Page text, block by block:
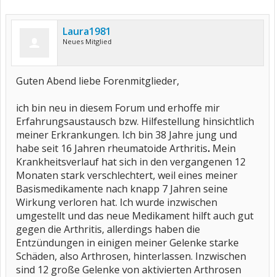
Laura1981
Neues Mitglied
Guten Abend liebe Forenmitglieder,
ich bin neu in diesem Forum und erhoffe mir
Erfahrungsaustausch bzw. Hilfestellung hinsichtlich
meiner Erkrankungen. Ich bin 38 Jahre jung und
habe seit 16 Jahren rheumatoide Arthritis. Mein
Krankheitsverlauf hat sich in den vergangenen 12
Monaten stark verschlechtert, weil eines meiner
Basismedikamente nach knapp 7 Jahren seine
Wirkung verloren hat. Ich wurde inzwischen
umgestellt und das neue Medikament hilft auch gut
gegen die Arthritis, allerdings haben die
Entzündungen in einigen meiner Gelenke starke
Schäden, also Arthrosen, hinterlassen. Inzwischen
sind 12 große Gelenke von aktivierten Arthrosen